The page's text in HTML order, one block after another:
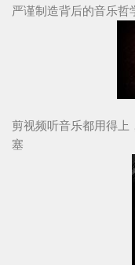
严谨制造背后的音乐
剪视频听音乐都用得上
塞